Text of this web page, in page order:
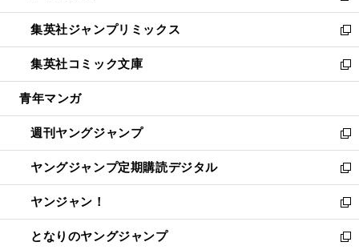
開
く
ウ
で
開
く
ン
ド
ウ
で
開
ウ
ィ
ン
ド
ウ
開
く
し
い
ウ
ィ
ン
ウ
で
開
く
集英社ジャンプリミックス
新
し
い
ウ
ン
ド
ウ
で
開
く
集英社コミック文庫
新
し
ウ
ィ
ン
ド
ウ
で
開
く
青年マンガ
週刊ヤングジャンプ
新
し
い
ウ
ィ
ン
ド
ヤングジャンプ定期購読デジタル
新
し
い
ウ
ィ
ヤンジャン！
新
し
い
となりのヤングジャンプ
新